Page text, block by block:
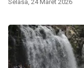
Selasa, 24 Maret 2026